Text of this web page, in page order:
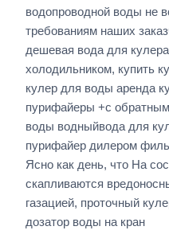
водопроводной воды не
требованиям наших
дешевая вода для
холодильником, купить
кулер для воды аренда
пурифайеры +с
воды водныйвода для
пурифайер дилером
Ясно как день, что На
скапливаются
газацией, проточный
дозатор воды на кран